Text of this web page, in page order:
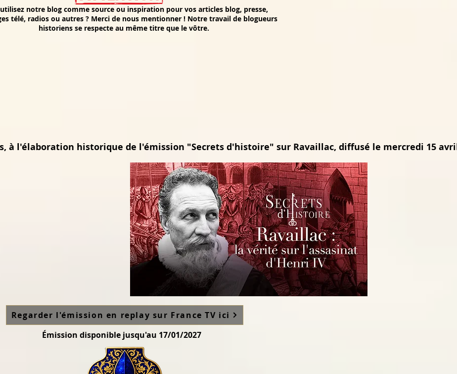
notre blog comme source ou inspiration pour vos articles blog, presse,
télé, radios ou autres ? Merci de nous mentionner ! Notre travail de blogueurs
historiens se respecte au même titre que le vôtre.
à l'élaboration historique de l'émission "Secrets d'histoire" sur Ravaillac, diffusé le mercredi 15
Regarder l'émission en replay sur France TV ici
Émission disponible jusqu'au 17/01/2027